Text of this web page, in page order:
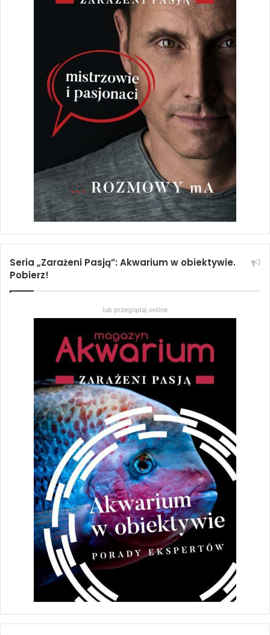
ciekawych miejsc, gwarantujących miłośnikom zwierząt
niezapomnianych wrażeń i spotkania z przeróżnymi
stworzeniami wodnymi i lądowymi. Wybierając się na
wakacyjny wyjazd, warto zaznaczyć sobie te miejsca na
Dziękujemy Bioparc Valencia za udostępnienie zdjęć z
Jaskini Kitum.Gracias a Bioparc Valencia por facilitarnos
las fotos de la Cueva Kitum
Magazyn Akwarium nr 4/2021 (188)
15,90zł – 22,90złZakres
cen:
od
15,90 zł
22,90 zł
Wybierz opcje
55,00 zł
do
akwarium publiczne Michał Korolczuk
Monika Żukiewicz-Korolczuk
oceanarium podróże akwarystyczne
Seria „Zarażeni Pasją”: Akwarium w obiektywie.
Pobierz!
lub przeglądaj online